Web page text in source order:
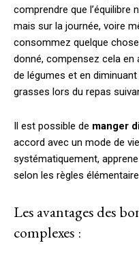
comprendre que l’équilibre
mais sur la journée, voire
consommez quelque
donné, compensez cela
de légumes et en
grasses lors du repas
Il est possible de manger
accord avec un mode de
systématiquement,
selon les règles
Les avantages des
complexes :